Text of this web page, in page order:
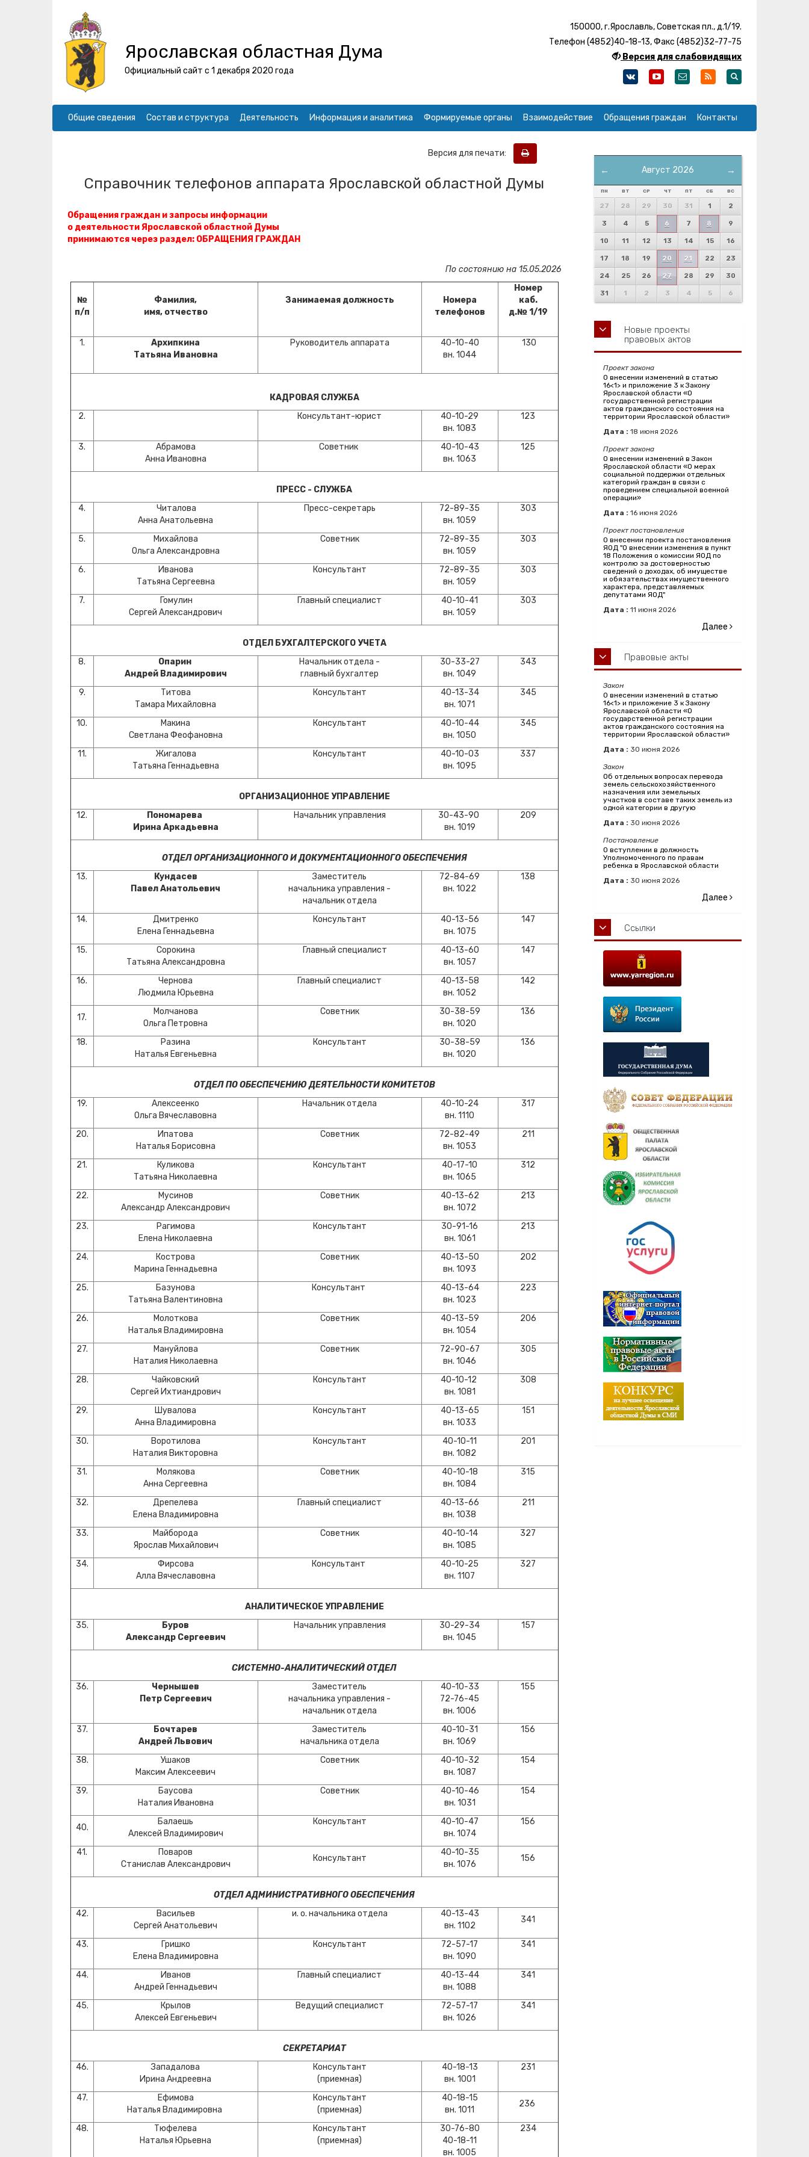
Ярославская областная Дума
Официальный сайт с 1 декабря 2020 года
150000, г.Ярославль, Советская пл., д.1/19.
Телефон (4852)40-18-13, Факс (4852)32-77-75
Версия для слабовидящих
Общие сведения Состав и структура Деятельность Информация и аналитика Формируемые органы Взаимодействие Обращения граждан Контакты
Версия для печати:
Справочник телефонов аппарата Ярославской областной Думы
Обращения граждан и запросы информации
о деятельности Ярославской областной Думы
принимаются через раздел: ОБРАЩЕНИЯ ГРАЖДАН
По состоянию на 15.05.2026
№
п/п
Фамилия,
имя, отчество
Занимаемая должность
Номера
телефонов
Номер
каб.
д.№ 1/19
1.
Архипкина
Татьяна Ивановна
Руководитель аппарата
40-10-40
вн. 1044
130
КАДРОВАЯ СЛУЖБА
2.
Консультант-юрист
40-10-29
вн. 1083
123
3.
Абрамова
Анна Ивановна
Советник
40-10-43
вн. 1063
125
ПРЕСС - СЛУЖБА
4.
Читалова
Анна Анатольевна
Пресс-секретарь
72-89-35
вн. 1059
303
5.
Михайлова
Ольга Александровна
Советник
72-89-35
вн. 1059
303
6.
Иванова
Татьяна Сергеевна
Консультант
72-89-35
вн. 1059
303
7.
Гомулин
Сергей Александрович
Главный специалист
40-10-41
вн. 1059
303
ОТДЕЛ БУХГАЛТЕРСКОГО УЧЕТА
8.
Опарин
Андрей Владимирович
Начальник отдела -
главный бухгалтер
30-33-27
вн. 1049
343
9.
Титова
Тамара Михайловна
Консультант
40-13-34
вн. 1071
345
10.
Макина
Светлана Феофановна
Консультант
40-10-44
вн. 1050
345
11.
Жигалова
Татьяна Геннадьевна
Консультант
40-10-03
вн. 1095
337
ОРГАНИЗАЦИОННОЕ УПРАВЛЕНИЕ
12.
Пономарева
Ирина Аркадьевна
Начальник управления
30-43-90
вн. 1019
209
ОТДЕЛ ОРГАНИЗАЦИОННОГО И ДОКУМЕНТАЦИОННОГО ОБЕСПЕЧЕНИЯ
13.
Кундасев
Павел Анатольевич
Заместитель
начальника управления -
начальник отдела
72-84-69
вн. 1022
138
14.
Дмитренко
Елена Геннадьевна
Консультант
40-13-56
вн. 1075
147
15.
Сорокина
Татьяна Александровна
Главный специалист
40-13-60
вн. 1057
147
16.
Чернова
Людмила Юрьевна
Главный специалист
40-13-58
вн. 1052
142
17.
Молчанова
Ольга Петровна
Советник
30-38-59
вн. 1020
136
18.
Разина
Наталья Евгеньевна
Консультант
30-38-59
вн. 1020
136
ОТДЕЛ ПО ОБЕСПЕЧЕНИЮ ДЕЯТЕЛЬНОСТИ КОМИТЕТОВ
19.
Алексеенко
Ольга Вячеславовна
Начальник отдела
40-10-24
вн. 1110
317
20.
Ипатова
Наталья Борисовна
Советник
72-82-49
вн. 1053
211
21.
Куликова
Татьяна Николаевна
Консультант
40-17-10
вн. 1065
312
22.
Мусинов
Александр Александрович
Советник
40-13-62
вн. 1072
213
23.
Рагимова
Елена Николаевна
Консультант
30-91-16
вн. 1061
213
24.
Кострова
Марина Геннадьевна
Советник
40-13-50
вн. 1093
202
25.
Базунова
Татьяна Валентиновна
Консультант
40-13-64
вн. 1023
223
26.
Молоткова
Наталья Владимировна
Советник
40-13-59
вн. 1054
206
27.
Мануйлова
Наталия Николаевна
Советник
72-90-67
вн. 1046
305
28.
Чайковский
Сергей Ихтиандрович
Консультант
40-10-12
вн. 1081
308
29.
Шувалова
Анна Владимировна
Консультант
40-13-65
вн. 1033
151
30.
Воротилова
Наталия Викторовна
Консультант
40-10-11
вн. 1082
201
31.
Молякова
Анна Сергеевна
Советник
40-10-18
вн. 1084
315
32.
Дрепелева
Елена Владимировна
Главный специалист
40-13-66
вн. 1038
211
33.
Майборода
Ярослав Михайлович
Советник
40-10-14
вн. 1085
327
34.
Фирсова
Алла Вячеславовна
Консультант
40-10-25
вн. 1107
327
АНАЛИТИЧЕСКОЕ УПРАВЛЕНИЕ
35.
Буров
Александр Сергеевич
Начальник управления
30-29-34
вн. 1045
157
СИСТЕМНО-АНАЛИТИЧЕСКИЙ ОТДЕЛ
36.
Чернышев
Петр Сергеевич
Заместитель
начальника управления -
начальник отдела
40-10-33
72-76-45
вн. 1006
155
37.
Бочтарев
Андрей Львович
Заместитель
начальника отдела
40-10-31
вн. 1069
156
38.
Ушаков
Максим Алексеевич
Советник
40-10-32
вн. 1087
154
39.
Баусова
Наталия Ивановна
Советник
40-10-46
вн. 1031
154
40.
Балаешь
Алексей Владимирович
Консультант
40-10-47
вн. 1074
156
41.
Поваров
Станислав Александрович
Консультант
40-10-35
вн. 1076
156
ОТДЕЛ АДМИНИСТРАТИВНОГО ОБЕСПЕЧЕНИЯ
42.
Васильев
Сергей Анатольевич
и. о. начальника отдела
40-13-43
вн. 1102
341
43.
Гришко
Елена Владимировна
Консультант
72-57-17
вн. 1090
341
44.
Иванов
Андрей Геннадьевич
Главный специалист
40-13-44
вн. 1088
341
45.
Крылов
Алексей Евгеньевич
Ведущий специалист
72-57-17
вн. 1026
341
СЕКРЕТАРИАТ
46.
Западалова
Ирина Андреевна
Консультант
(приемная)
40-18-13
вн. 1001
231
47.
Ефимова
Наталья Владимировна
Консультант
(приемная)
40-18-15
вн. 1011
236
48.
Тюфелева
Наталья Юрьевна
Консультант
(приемная)
30-76-80
40-18-11
вн. 1005
234
← →
Август 2026
ПН ВТ СР ЧТ ПТ СБ ВС
27 28 29 30 31 1 2
3 4 5 6 7 8 9
10 11 12 13 14 15 16
17 18 19 20 21 22 23
24 25 26 27 28 29 30
31 1 2 3 4 5 6
Новые проекты
правовых актов
Проект закона
О внесении изменений в статью
16<1> и приложение 3 к Закону
Ярославской области «О
государственной регистрации
актов гражданского состояния на
территории Ярославской области»
Дата : 18 июня 2026
Проект закона
О внесении изменений в Закон
Ярославской области «О мерах
социальной поддержки отдельных
категорий граждан в связи с
проведением специальной военной
операции»
Дата : 16 июня 2026
Проект постановления
О внесении проекта постановления
ЯОД "О внесении изменения в пункт
18 Положения о комиссии ЯОД по
контролю за достоверностью
сведений о доходах, об имуществе
и обязательствах имущественного
характера, представляемых
депутатами ЯОД"
Дата : 11 июня 2026
Далее
Правовые акты
Закон
О внесении изменений в статью
16<1> и приложение 3 к Закону
Ярославской области «О
государственной регистрации
актов гражданского состояния на
территории Ярославской области»
Дата : 30 июня 2026
Закон
Об отдельных вопросах перевода
земель сельскохозяйственного
назначения или земельных
участков в составе таких земель из
одной категории в другую
Дата : 30 июня 2026
Постановление
О вступлении в должность
Уполномоченного по правам
ребенка в Ярославской области
Дата : 30 июня 2026
Далее
Ссылки